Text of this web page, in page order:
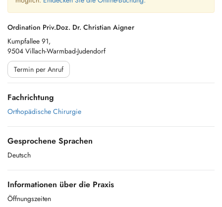
Ordination Priv.Doz. Dr. Christian Aigner
Kumpfallee 91,
9504 Villach-Warmbad-Judendorf
Termin per Anruf
Fachrichtung
Orthopädische Chirurgie
Gesprochene Sprachen
Deutsch
Informationen über die Praxis
Öffnungszeiten